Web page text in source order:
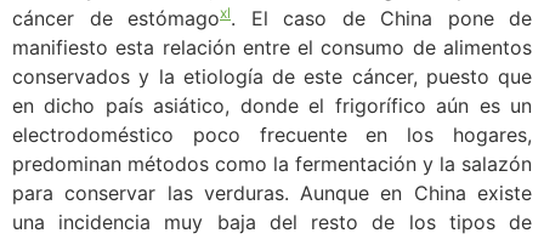
cáncer de estómagoxl. El caso de China pone de
manifiesto esta relación entre el consumo de alimentos
conservados y la etiología de este cáncer, puesto que
en dicho país asiático, donde el frigorífico aún es un
electrodoméstico poco frecuente en los hogares,
predominan métodos como la fermentación y la salazón
para conservar las verduras. Aunque en China existe
una incidencia muy baja del resto de los tipos de